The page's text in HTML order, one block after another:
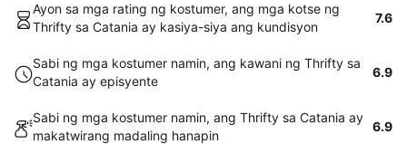
Ayon sa mga rating ng kostumer, ang mga kotse ng
Thrifty sa Catania ay kasiya-siya ang kundisyon
7.6
Sabi ng mga kostumer namin, ang kawani ng Thrifty sa
Catania ay episyente
6.9
Sabi ng mga kostumer namin, ang Thrifty sa Catania ay
makatwirang madaling hanapin
6.9